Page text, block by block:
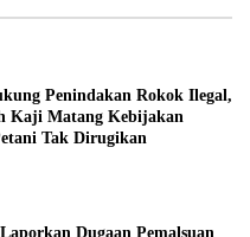
Penindakan Rokok Ilegal,
Kaji Matang Kebijakan
Tak Dirugikan
Dugaan Pemalsuan